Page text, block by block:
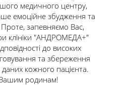
медичного центру,
емоційне збудження та
Проте, запевняємо Вас,
клініки "АНДРОМЕДА+"
до високих
та збереження
даних кожного пацієнта.
родинам!